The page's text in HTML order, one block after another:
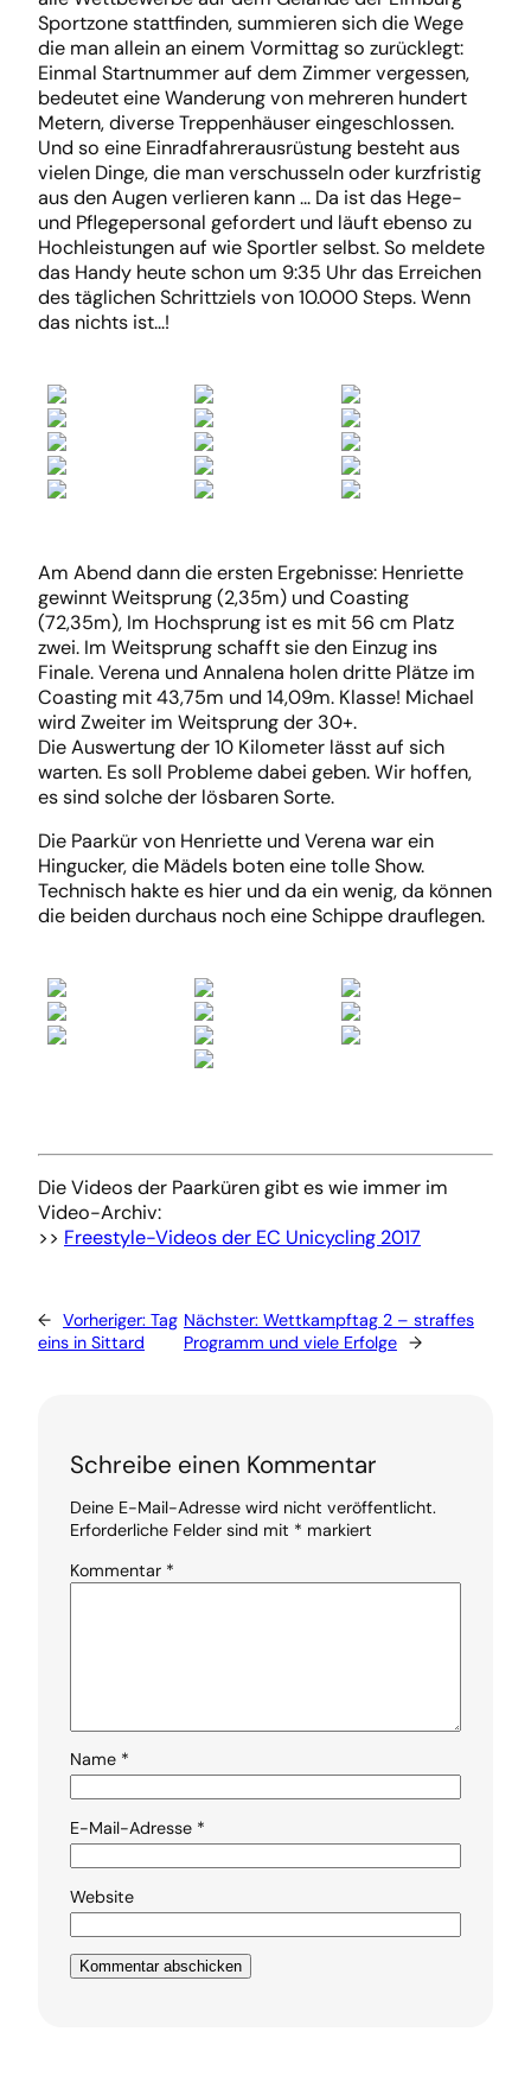
Sportzone stattfinden, summieren sich die Wege
die man allein an einem Vormittag so zurücklegt:
Einmal Startnummer auf dem Zimmer vergessen,
bedeutet eine Wanderung von mehreren hundert
Metern, diverse Treppenhäuser eingeschlossen.
Und so eine Einradfahrerausrüstung besteht aus
vielen Dinge, die man verschusseln oder kurzfristig
aus den Augen verlieren kann … Da ist das Hege-
und Pflegepersonal gefordert und läuft ebenso zu
Hochleistungen auf wie Sportler selbst. So meldete
das Handy heute schon um 9:35 Uhr das Erreichen
des täglichen Schrittziels von 10.000 Steps. Wenn
das nichts ist…!
Am Abend dann die ersten Ergebnisse: Henriette
gewinnt Weitsprung (2,35m) und Coasting
(72,35m), Im Hochsprung ist es mit 56 cm Platz
zwei. Im Weitsprung schafft sie den Einzug ins
Finale. Verena und Annalena holen dritte Plätze im
Coasting mit 43,75m und 14,09m. Klasse! Michael
wird Zweiter im Weitsprung der 30+.
Die Auswertung der 10 Kilometer lässt auf sich
warten. Es soll Probleme dabei geben. Wir hoffen,
es sind solche der lösbaren Sorte.
Die Paarkür von Henriette und Verena war ein
Hingucker, die Mädels boten eine tolle Show.
Technisch hakte es hier und da ein wenig, da können
die beiden durchaus noch eine Schippe drauflegen.
Die Videos der Paarküren gibt es wie immer im
Video-Archiv:
>> Freestyle-Videos der EC Unicycling 2017
← Vorheriger: Tag
eins in Sittard
Nächster: Wettkampftag 2 – straffes
Programm und viele Erfolge →
Schreibe einen Kommentar
Deine E-Mail-Adresse wird nicht veröffentlicht.
Erforderliche Felder sind mit * markiert
Kommentar *
Name *
E-Mail-Adresse *
Website